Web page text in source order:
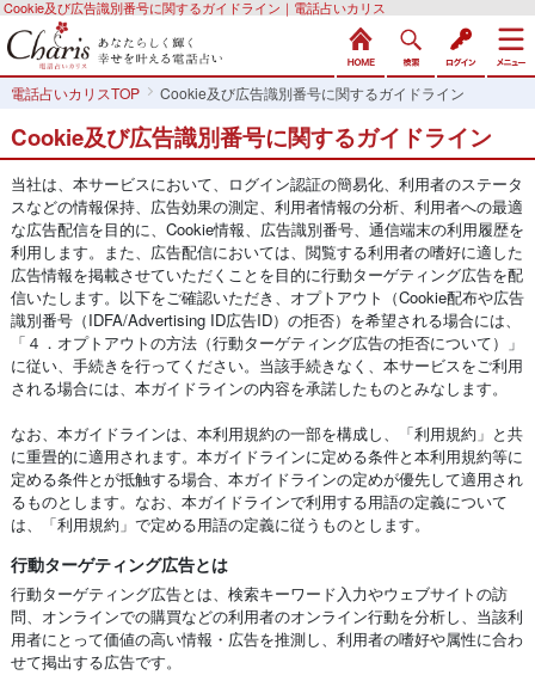
Cookie及び広告識別番号に関するガイドライン｜電話占いカリス
電話占いカリスTOP Cookie及び広告識別番号に関するガイドライン
Cookie及び広告識別番号に関するガイドライン
当社は、本サービスにおいて、ログイン認証の簡易化、利用者のステータ
スなどの情報保持、広告効果の測定、利用者情報の分析、利用者への最適
な広告配信を目的に、Cookie情報、広告識別番号、通信端末の利用履歴を
利用します。また、広告配信においては、閲覧する利用者の嗜好に適した
広告情報を掲載させていただくことを目的に行動ターゲティング広告を配
信いたします。以下をご確認いただき、オプトアウト（Cookie配布や広告
識別番号（IDFA/Advertising ID広告ID）の拒否）を希望される場合には、
「４．オプトアウトの方法（行動ターゲティング広告の拒否について）」
に従い、手続きを行ってください。当該手続きなく、本サービスをご利用
される場合には、本ガイドラインの内容を承諾したものとみなします。
なお、本ガイドラインは、本利用規約の一部を構成し、「利用規約」と共
に重畳的に適用されます。本ガイドラインに定める条件と本利用規約等に
定める条件とが抵触する場合、本ガイドラインの定めが優先して適用され
るものとします。なお、本ガイドラインで利用する用語の定義について
は、「利用規約」で定める用語の定義に従うものとします。
行動ターゲティング広告とは
行動ターゲティング広告とは、検索キーワード入力やウェブサイトの訪
問、オンラインでの購買などの利用者のオンライン行動を分析し、当該利
用者にとって価値の高い情報・広告を推測し、利用者の嗜好や属性に合わ
せて掲出する広告です。